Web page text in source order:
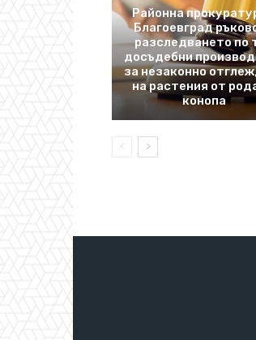
Районна
Благоевград
разследването по
досъдебни
за незаконно
на растения от
конопа